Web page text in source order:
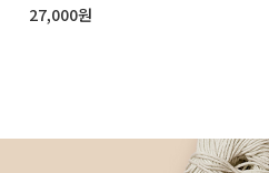
27,000원